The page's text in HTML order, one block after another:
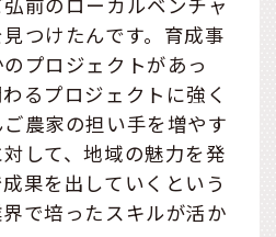
つけたんです。育成事
プロジェクトがあっ
るプロジェクトに強く
農家の担い手を増やす
して、地域の魅力を発
果を出していくという
で培ったスキルが活か